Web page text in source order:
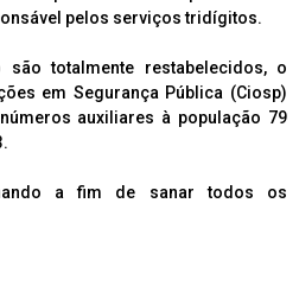
pelos serviços tridígitos.
são totalmente restabelecidos, o
em Segurança Pública (Ciosp)
auxiliares à população 79
a fim de sanar todos os